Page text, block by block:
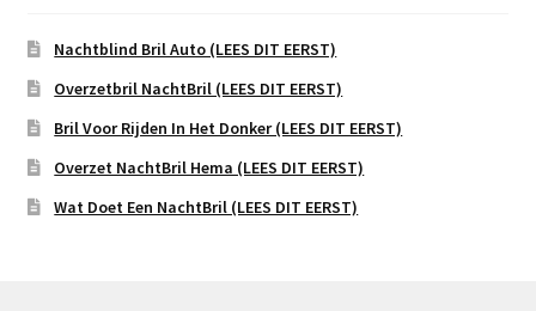
Nachtblind Bril Auto (LEES DIT EERST)
Overzetbril NachtBril (LEES DIT EERST)
Bril Voor Rijden In Het Donker (LEES DIT EERST)
Overzet NachtBril Hema (LEES DIT EERST)
Wat Doet Een NachtBril (LEES DIT EERST)